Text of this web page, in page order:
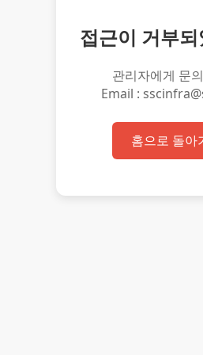
접근이 거부
관리자에게 문
Email :
홈으로 돌아